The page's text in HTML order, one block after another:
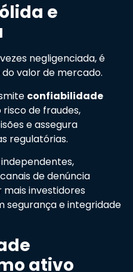
e
negligenciada, é
valor de mercado.
confiabilidade
risco de fraudes,
e assegura
regulatórias.
de denúncia
investidores
segurança e integridade
ativo